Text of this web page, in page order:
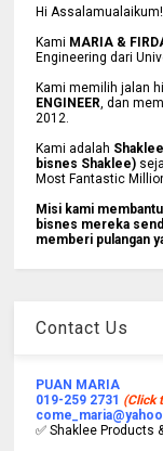
Hi Assalamualaikum!
Kami MARIA &
Engineering dari
Kami memilih jalan
ENGINEER , dan
2012.
Kami adalah
bisnes Shaklee)
Most Fantastic
Misi kami
bisnes mereka
memberi pulangan
Contact Us
PUAN MARIA
019-259 2731 (Click
✅ Shaklee Products